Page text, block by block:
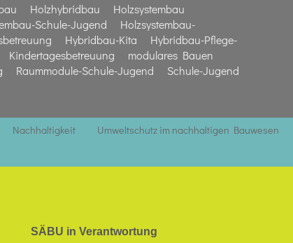
Holzhybridbau
Holzsystembau
Schule-Jugend
Holzsystembau-
Hybridbau-Kita
Hybridbau-Pflege-
Kindertagesbetreuung
modulares Bauen
Raummodule-Schule-Jugend
Schule-Jugend
Nachhaltigkeit
Umweltschutz im nachhaltigen Bauwesen
SÄBU in Verantwortung